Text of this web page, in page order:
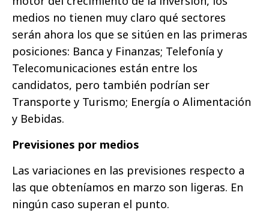
medios no tienen muy claro qué sectores
serán ahora los que se sitúen en las primeras
posiciones: Banca y Finanzas; Telefonía y
Telecomunicaciones están entre los
candidatos, pero también podrían ser
Transporte y Turismo; Energía o Alimentación
y Bebidas.
Previsiones por medios
Las variaciones en las previsiones respecto a
las que obteníamos en marzo son ligeras. En
ningún caso superan el punto.